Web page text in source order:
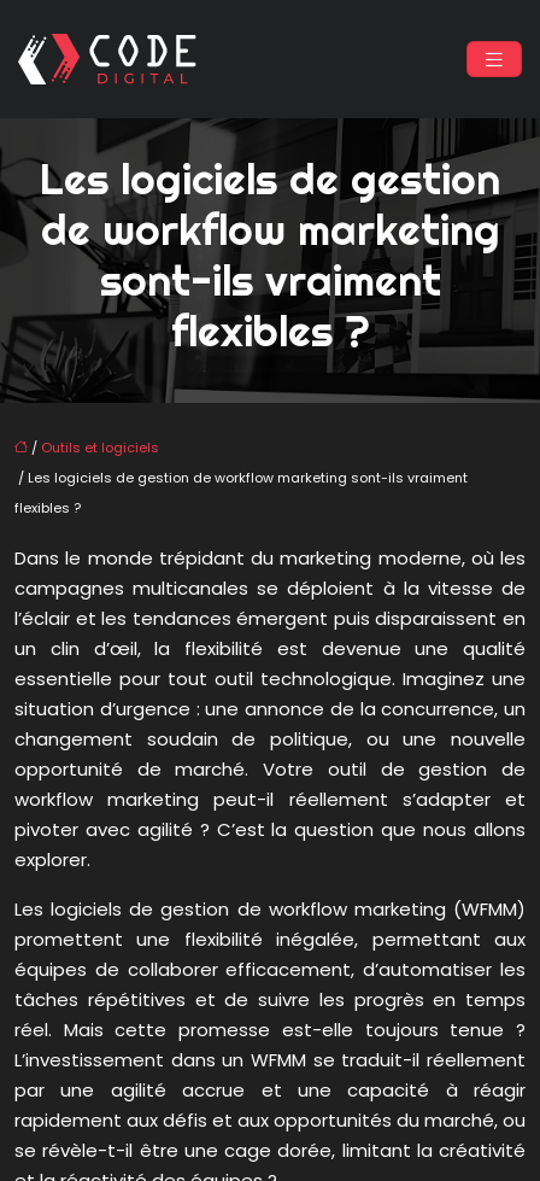
Les logiciels de gestion
de workflow marketing
sont-ils vraiment
flexibles ?
/ Outils et logiciels
/ Les logiciels de gestion de workflow marketing sont-ils vraiment
flexibles ?
Dans le monde trépidant du marketing moderne, où les
campagnes multicanales se déploient à la vitesse de
l’éclair et les tendances émergent puis disparaissent en
un clin d’œil, la flexibilité est devenue une qualité
essentielle pour tout outil technologique. Imaginez une
situation d’urgence : une annonce de la concurrence, un
changement soudain de politique, ou une nouvelle
opportunité de marché. Votre outil de gestion de
workflow marketing peut-il réellement s’adapter et
pivoter avec agilité ? C’est la question que nous allons
explorer.
Les logiciels de gestion de workflow marketing (WFMM)
promettent une flexibilité inégalée, permettant aux
équipes de collaborer efficacement, d’automatiser les
tâches répétitives et de suivre les progrès en temps
réel. Mais cette promesse est-elle toujours tenue ?
L’investissement dans un WFMM se traduit-il réellement
par une agilité accrue et une capacité à réagir
rapidement aux défis et aux opportunités du marché, ou
se révèle-t-il être une cage dorée, limitant la créativité